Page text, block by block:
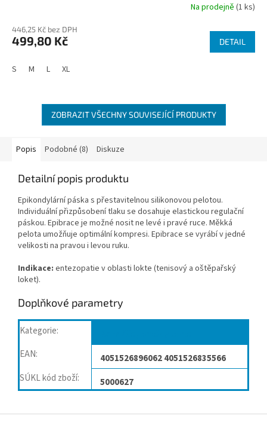
Na prodejně (1 ks)
446,25 Kč bez DPH
499,80 Kč DETAIL
S M L XL
ZOBRAZIT VŠECHNY SOUVISEJÍCÍ PRODUKTY
Popis Podobné (8) Diskuze
Detailní popis produktu
Epikondylární páska s přestavitelnou silikonovou pelotou.
Individuální přizpůsobení tlaku se dosahuje elastickou regulační
páskou. Epibrace je možné nosit ne levé i pravé ruce. Měkká
pelota umožňuje optimální kompresi. Epibrace se vyrábí v jedné
velikosti na pravou i levou ruku.
Indikace: entezopatie v oblasti lokte (tenisový a oštěpařský
loket).
Doplňkové parametry
Kategorie:
EAN:
4051526896062 4051526835566
SÚKL kód zboží: 5000627